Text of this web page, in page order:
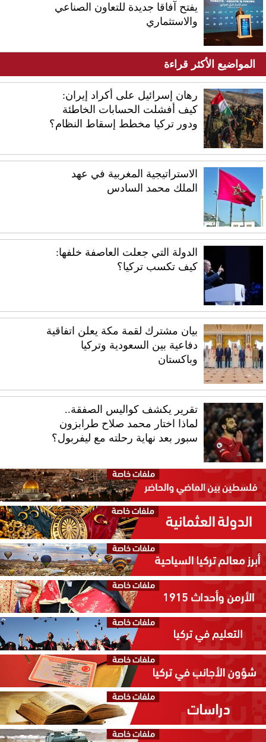
يفتح آفاقا جديدة للتعاون الصناعي
والاستثماري
المواضيع الأكثر قراءة
رهان إسرائيل على أكراد إيران:
كيف أفشلت الحسابات الخاطئة
ودور تركيا مخطط إسقاط النظام؟
الاستراتيجية المغربية في عهد
الملك محمد السادس
الدولة التي جعلت العاصفة خلفها:
كيف تكسب تركيا؟
بيان مشترك لقمة مكة يعلن اتفاقية
دفاعية بين السعودية وتركيا
وباكستان
تقرير يكشف كواليس الصفقة..
لماذا اختار محمد صلاح طرابزون
سبور بعد نهاية رحلته مع ليفربول؟